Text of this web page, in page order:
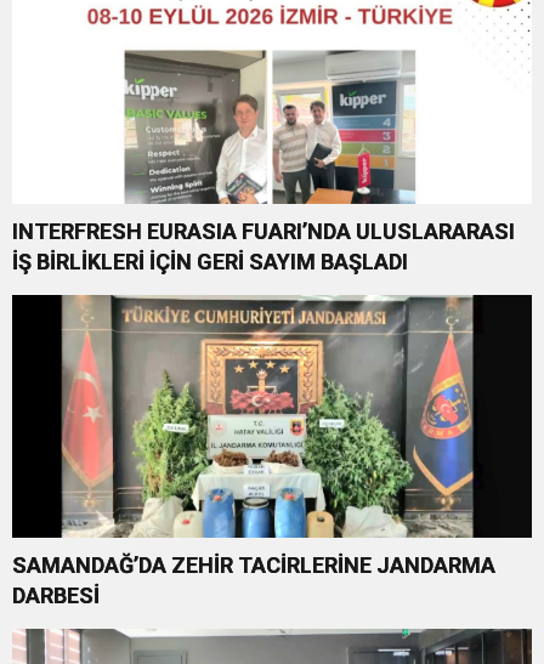
INTERFRESH EURASIA FUARI’NDA ULUSLARARASI
İŞ BİRLİKLERİ İÇİN GERİ SAYIM BAŞLADI
SAMANDAĞ’DA ZEHİR TACİRLERİNE JANDARMA
DARBESİ